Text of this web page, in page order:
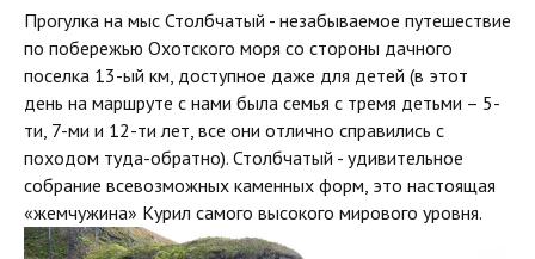
Прогулка на мыс Столбчатый - незабываемое путешествие
по побережью Охотского моря со стороны дачного
поселка 13-ый км, доступное даже для детей (в этот
день на маршруте с нами была семья с тремя детьми – 5-
ти, 7-ми и 12-ти лет, все они отлично справились с
походом туда-обратно). Столбчатый - удивительное
собрание всевозможных каменных форм, это настоящая
«жемчужина» Курил самого высокого мирового уровня.